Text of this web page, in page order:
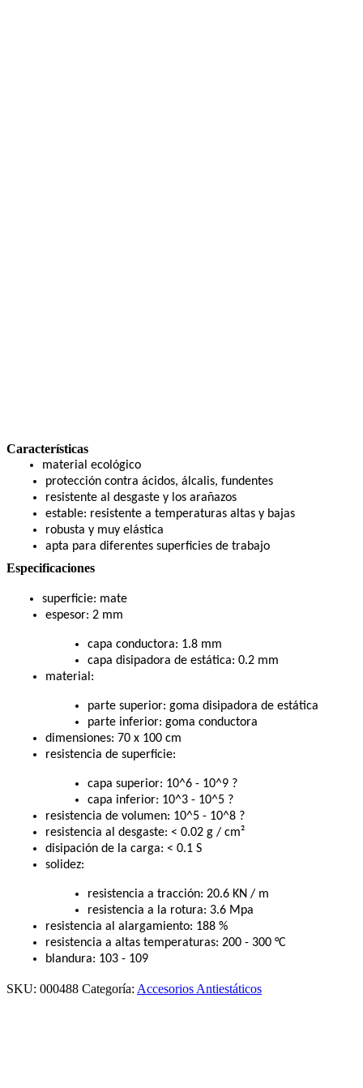
Características
material ecológico
protección contra ácidos, álcalis, fundentes
resistente al desgaste y los arañazos
estable: resistente a temperaturas altas y bajas
robusta y muy elástica
apta para diferentes superficies de trabajo
Especificaciones
superficie: mate
espesor: 2 mm
capa conductora: 1.8 mm
capa disipadora de estática: 0.2 mm
material:
parte superior: goma disipadora de estática
parte inferior: goma conductora
dimensiones: 70 x 100 cm
resistencia de superficie:
capa superior: 10^6 - 10^9 ?
capa inferior: 10^3 - 10^5 ?
resistencia de volumen: 10^5 - 10^8 ?
resistencia al desgaste: < 0.02 g / cm²
disipación de la carga: < 0.1 S
solidez:
resistencia a tracción: 20.6 KN / m
resistencia a la rotura: 3.6 Mpa
resistencia al alargamiento: 188 %
resistencia a altas temperaturas: 200 - 300 °C
blandura: 103 - 109
SKU: 000488 Categoría: Accesorios Antiestáticos